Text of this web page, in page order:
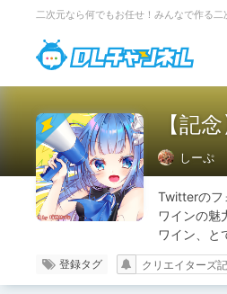
二次元なら何でもお任せ！みんなで作る二
DLチ
【記
しーぷ
Twitterのフ
ワインの魅
ワイン、
登録タグ クリエイターズ